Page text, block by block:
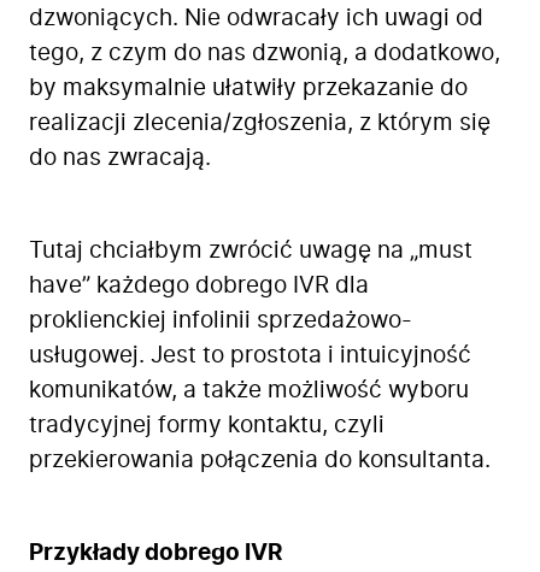
Firma
Produkty
Branże
Zastosowanie
Bezpieczeństwo
Blog
Kontakt
dzwoniących. Nie odwracały ich uwagi od
tego, z czym do nas dzwonią, a dodatkowo,
by maksymalnie ułatwiły przekazanie do
realizacji zlecenia/zgłoszenia, z którym się
do nas zwracają.
Tutaj chciałbym zwrócić uwagę na „must
have” każdego dobrego IVR dla
proklienckiej infolinii sprzedażowo-
usługowej. Jest to prostota i intuicyjność
komunikatów, a także możliwość wyboru
tradycyjnej formy kontaktu, czyli
przekierowania połączenia do konsultanta.
Przykłady dobrego IVR